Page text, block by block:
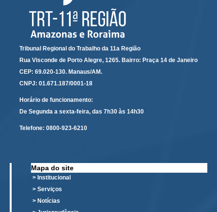
Audiências e Sessões
Calendário das Sessões da 1ª Turma 2026
Calendário das Sessões do Pleno e Especializadas 2026
Carta de Serviços ao Cidadão
Cartilhas
Cadastro de Peritos, Tradutores e Intérpretes
Calendário de Eventos
Calendário das Sessões
Tribunal Regional do Trabalho da 11a Região
Rua Visconde de Porto Alegre, 1265. Bairro: Praça 14 de Janeiro
CEP: 69.020-130. Manaus/AM.
CNPJ: 01.671.187/0001-18
Horário de funcionamento:
De Segunda a sexta-feira, das 7h30 às 14h30
Telefone: 0800-923-6210
Mapa do site
> Institucional
> Serviços
> Notícias